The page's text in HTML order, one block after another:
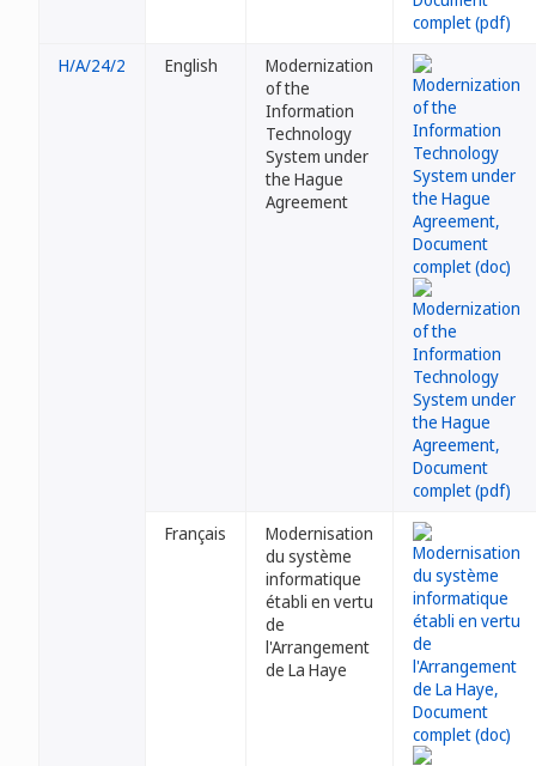
H/A/24/2 English
Modernization
of the
Information
Technology
System under
the Hague
Agreement
Français
Modernisation
du système
informatique
établi en vertu
de
l'Arrangement
de La Haye